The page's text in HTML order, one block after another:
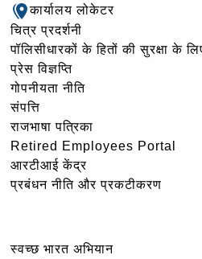
कार्यालय लोकेटर
चित्र प्रदर्शनी
पॉलिसीधारकों के हितों की सुरक्षा के
प्रेस विज्ञप्ति
गोपनीयता नीति
संपत्ति
राजभाषा पत्रिका
Retired Employees Portal
आरटीआई केंद्र
प्रबंधन नीति और प्रकटीकरण
स्वच्छ भारत अभियान